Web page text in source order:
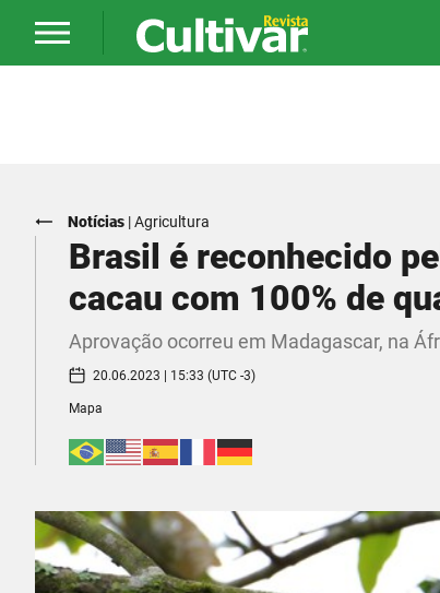
Notícias |Agricultura
Brasil é reconhecido
cacau com 100% de
Aprovação ocorreu em Madagascar, na
20.06.2023 | 15:33 (UTC -3)
Mapa